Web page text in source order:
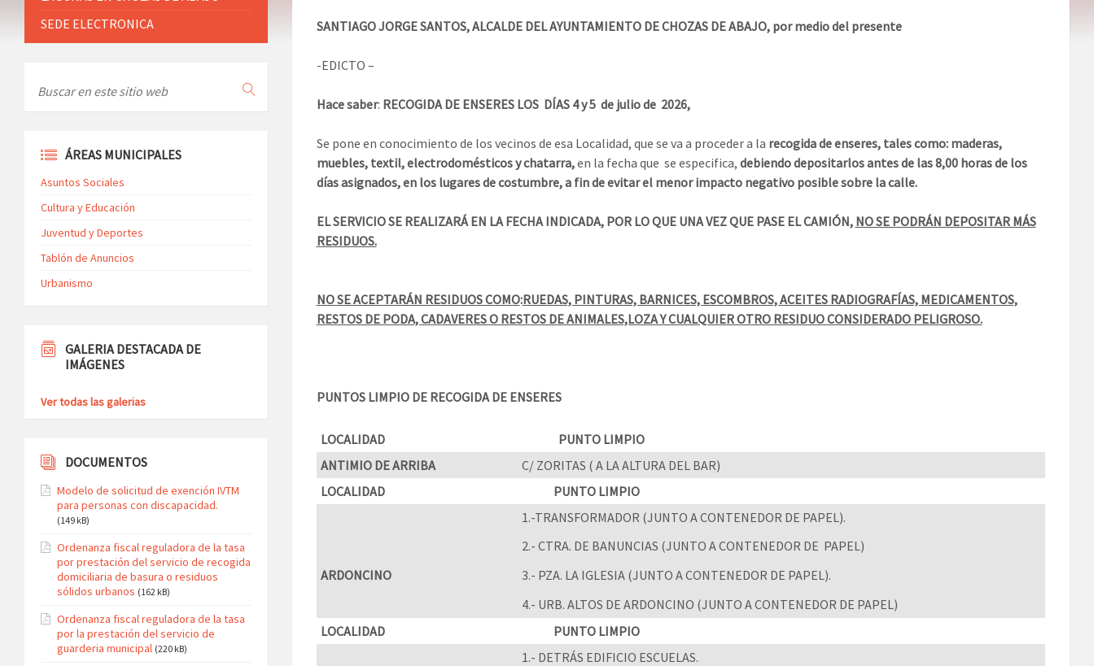
SANTIAGO JORGE SANTOS, ALCALDE DEL AYUNTAMIENTO DE CHOZAS DE ABAJO, por medio del presente
-EDICTO –
Hace saber: RECOGIDA DE ENSERES LOS DÍAS 4 y 5 de julio de 2026,
Se pone en conocimiento de los vecinos de esa Localidad, que se va a proceder a la recogida de enseres, tales como: maderas,
muebles, textil, electrodomésticos y chatarra,en la fecha que se especifica, debiendo depositarlos antes de las 8,00 horas de los
días asignados, en los lugares de costumbre, a fin de evitar el menor impacto negativo posible sobre la calle.
EL SERVICIO SE REALIZARÁ EN LA FECHA INDICADA, POR LO QUE UNA VEZ QUE PASE EL CAMIÓN, NO SE PODRÁN DEPOSITAR MÁS
RESIDUOS.
NO SE ACEPTARÁN RESIDUOS COMO:RUEDAS, PINTURAS, BARNICES, ESCOMBROS, ACEITES RADIOGRAFÍAS, MEDICAMENTOS,
RESTOS DE PODA, CADAVERES O RESTOS DE ANIMALES,LOZA Y CUALQUIER OTRO RESIDUO CONSIDERADO PELIGROSO.
PUNTOS LIMPIO DE RECOGIDA DE ENSERES
LOCALIDAD
PUNTO LIMPIO
ANTIMIO DE ARRIBA
C/ ZORITAS ( A LA ALTURA DEL BAR)
LOCALIDAD
PUNTO LIMPIO
ARDONCINO
1.-TRANSFORMADOR (JUNTO A CONTENEDOR DE PAPEL).
2.- CTRA. DE BANUNCIAS (JUNTO A CONTENEDOR DE PAPEL)
3.- PZA. LA IGLESIA (JUNTO A CONTENEDOR DE PAPEL).
4.- URB. ALTOS DE ARDONCINO (JUNTO A CONTENEDOR DE PAPEL)
LOCALIDAD
PUNTO LIMPIO
1.- DETRÁS EDIFICIO ESCUELAS.
SEDE ELECTRONICA
ÁREAS MUNICIPALES
Asuntos Sociales
Cultura y Educación
Juventud y Deportes
Tablón de Anuncios
Urbanismo
GALERIA DESTACADA DE
IMÁGENES
Ver todas las galerias
DOCUMENTOS
Modelo de solicitud de exención IVTM
para personas con discapacidad.
(149 kB)
Ordenanza fiscal reguladora de la tasa
por prestación del servicio de recogida
domiciliaria de basura o residuos
sólidos urbanos (162 kB)
Ordenanza fiscal reguladora de la tasa
por la prestación del servicio de
guarderia municipal (220 kB)